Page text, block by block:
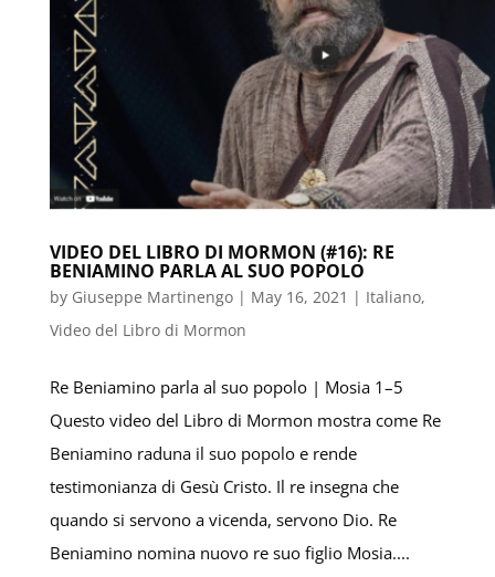
VIDEO DEL LIBRO DI MORMON (#16): RE
BENIAMINO PARLA AL SUO POPOLO
by Giuseppe Martinengo| May 16, 2021 | Italiano,
Video del Libro di Mormon
Re Beniamino parla al suo popolo | Mosia 1–5
Questo video del Libro di Mormon mostra come Re
Beniamino raduna il suo popolo e rende
testimonianza di Gesù Cristo. Il re insegna che
quando si servono a vicenda, servono Dio. Re
Beniamino nomina nuovo re suo figlio Mosia....